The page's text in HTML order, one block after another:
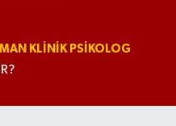
KLINIK PSIKOLOG